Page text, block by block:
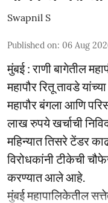
Swapnil S
Published on: 06 Aug
मुंबई : राणी बागेतील
महापौर रितू तावडे
महापौर बंगला आणि
लाख रुपये खर्चाची
महिन्यात तिसरे टेंडर
विरोधकांनी टीकेची
करण्यात आले आहे.
मुंबई महापालिकेतील